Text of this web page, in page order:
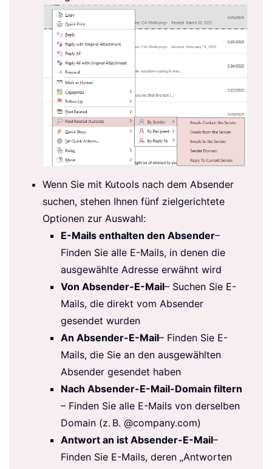
Wenn Sie mit Kutools nach dem Absender
suchen, stehen Ihnen fünf zielgerichtete
Optionen zur Auswahl:
E-Mails enthalten den Absender–
Finden Sie alle E-Mails, in denen die
ausgewählte Adresse erwähnt wird
Von Absender-E-Mail– Suchen Sie E-
Mails, die direkt vom Absender
gesendet wurden
An Absender-E-Mail– Finden Sie E-
Mails, die Sie an den ausgewählten
Absender gesendet haben
Nach Absender-E-Mail-Domain filtern
– Finden Sie alle E-Mails von derselben
Domain (z. B. @company.com)
Antwort an ist Absender-E-Mail–
Finden Sie E-Mails, deren „Antworten